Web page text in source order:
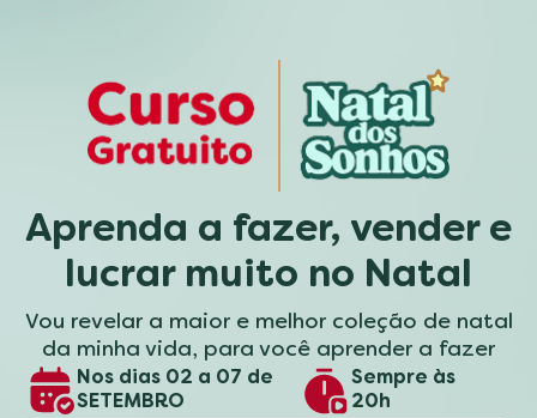
Aprenda a fazer, vender e
lucrar muito no Natal
Vou revelar a maior e melhor coleção de natal
da minha vida, para você aprender a fazer
Nos dias 02 a 07 de
SETEMBRO
Sempre às
20h